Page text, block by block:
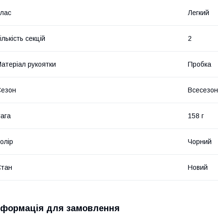
Легкий
секцій 2
рукоятки Пробка
158 г
Чорний
Новий
для замовлення